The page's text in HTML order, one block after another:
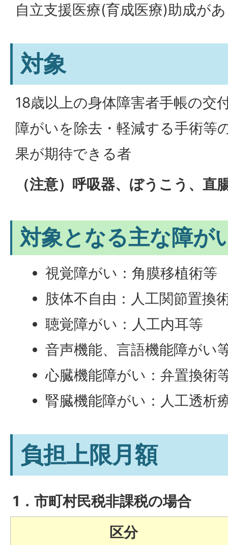
自立支援医療(育成医療)助成が
対象
18歳以上の身体障害者手帳の交
障がいを除去・軽減する手術等
果が期待できる者
（注意）呼吸器、ぼうこう、直
対象となる主な障が
視覚障がい：角膜移植術等
肢体不自由：人工関節置換
聴覚障がい：人工内耳等
音声機能、言語機能障がい
心臓機能障がい：弁置換術
腎臓機能障がい：人工透析
負担上限月額
1．市町村民税非課税の場合
区分